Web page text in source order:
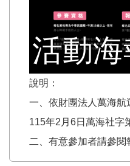
活動
說明：
一、依財團法人萬海航
115年2月6日萬海社字
二、有意參加者請參閱